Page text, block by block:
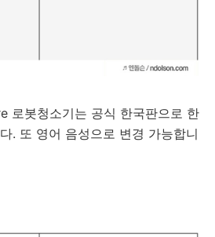
로봇청소기는 공식 한국판으로 한
. 또 영어 음성으로 변경 가능합니